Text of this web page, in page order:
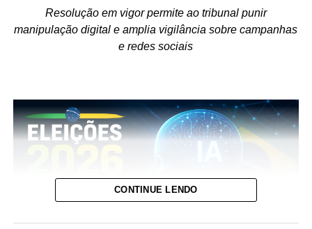
Resolução em vigor permite ao tribunal punir
manipulação digital e amplia vigilância sobre campanhas
e redes sociais
CONTINUE LENDO